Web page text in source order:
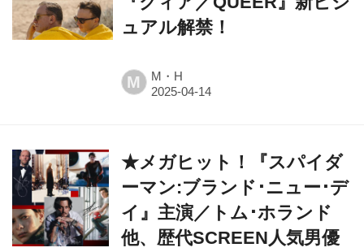
ュアル解禁！
M M・H
★メガヒット！『スパイダ
ーマン:ブランド･ニュー･デ
イ』主演／トム･ホランド
他、歴代SCREEN人気男優